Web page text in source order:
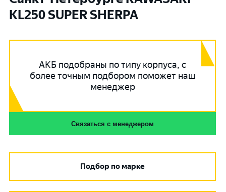
KL250 SUPER SHERPA
АКБ подобраны по типу корпуса, с
более точным подбором поможет наш
менеджер
Связаться с менеджером
Подбор по марке